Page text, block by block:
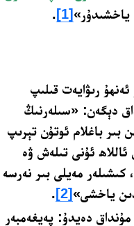
ياخشىدۇر» [1]
.
ئەنھۇ رىۋايەت قىلىپ
دېگەن: «سىلەرنىڭ
بىر باغلام ئوتۇن تېرىپ
ئۇنى تىلەش ۋە
كىشىلەر مەيلى بىر نەرسە
ياخشى» [2]
.
مۇنداق دەيدۇ: پەيغەمبەر